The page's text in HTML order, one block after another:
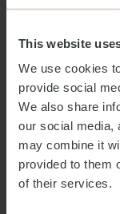
This website
We use cookies
provide social
We also share
our social media,
may combine it
provided to them
of their services.
Foto: Nader Moini
Ein
Drei Wochen